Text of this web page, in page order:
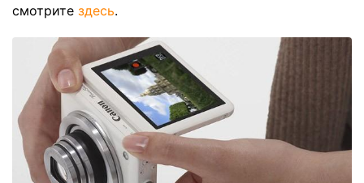
смотрите здесь.